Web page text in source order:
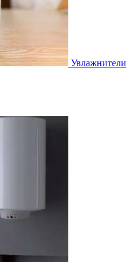
Увлажнители